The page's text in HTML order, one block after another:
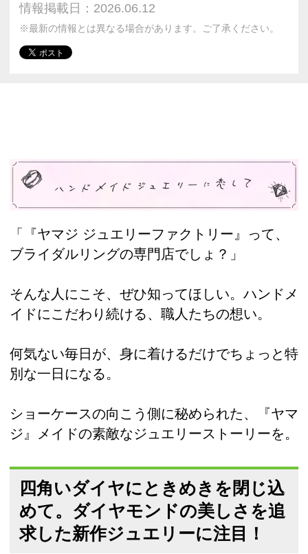
情報掲載日：2026.06.12
※最新の情報とは異なる場合があります。ご了承ください。
「『ヤマジ ジュエリーファクトリー』って、
ブライダルリングの専門店でしょ？」
そんな人にこそ、ぜひ知ってほしい。ハンドメ
イドにこだわり続ける、職人たちの想い。
何気ない毎日が、身に着けるだけでちょっと特
別な一日になる。
ショーケースの向こう側に秘められた、『ヤマ
ジ』メイドの素敵なジュエリーストーリーを。
四角いダイヤにときめきを閉じ込
めて。ダイヤモンドの美しさを追
求した新作ジュエリーに注目！